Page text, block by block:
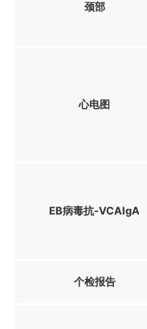
颈部
心电图
EB病毒抗-VCAIgA
个检报告